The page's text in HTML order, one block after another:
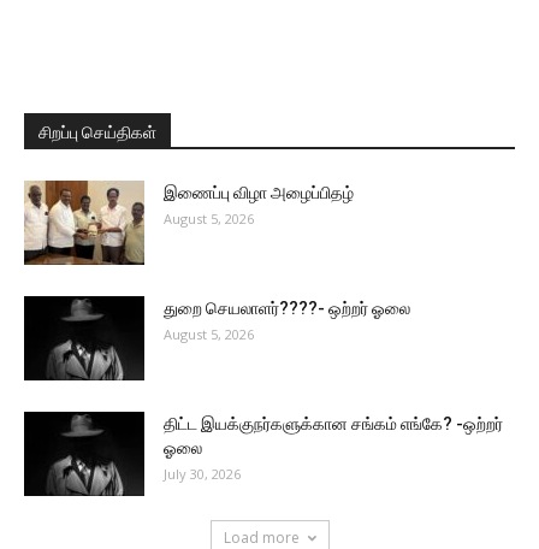
சிறப்பு செய்திகள்
இணைப்பு விழா அழைப்பிதழ்
August 5, 2026
துறை செயலாளர்????- ஒற்றர் ஓலை
August 5, 2026
திட்ட இயக்குநர்களுக்கான சங்கம் எங்கே? -ஒற்றர்
ஓலை
July 30, 2026
Load more